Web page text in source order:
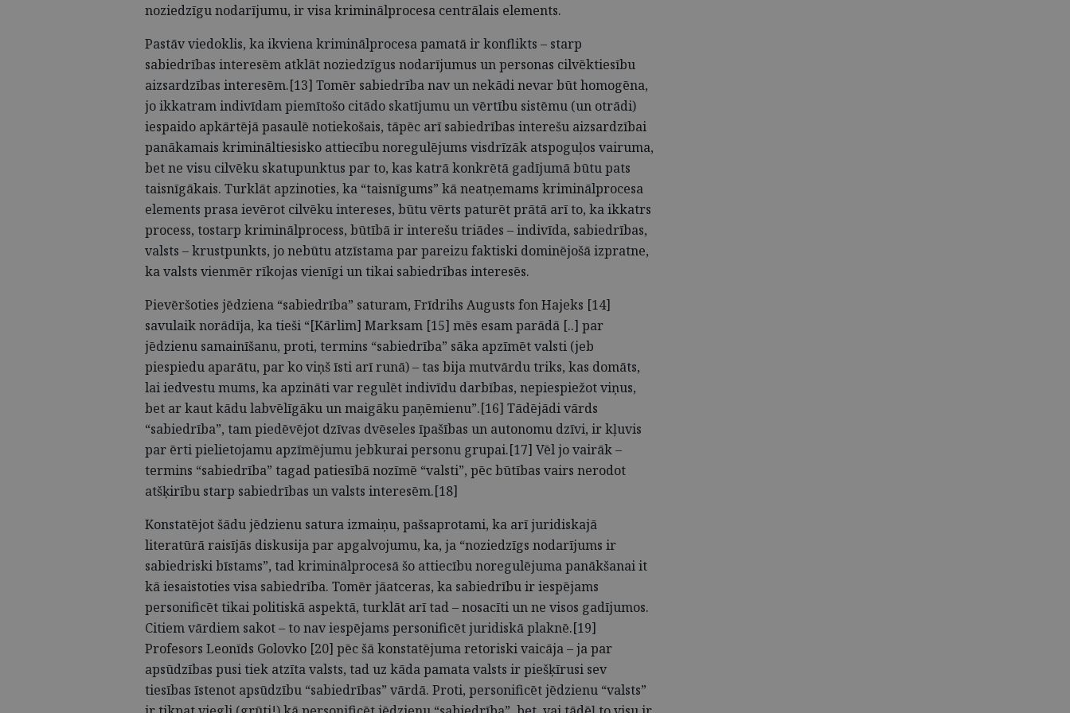
noziedzīgu nodarījumu, ir visa kriminālprocesa centrālais elements.
Pastāv viedoklis, ka ikviena kriminālprocesa pamatā ir konflikts – starp
sabiedrības interesēm atklāt noziedzīgus nodarījumus un personas cilvēktiesību
aizsardzības interesēm.[13] Tomēr sabiedrība nav un nekādi nevar būt homogēna,
jo ikkatram indivīdam piemītošo citādo skatījumu un vērtību sistēmu (un otrādi)
iespaido apkārtējā pasaulē notiekošais, tāpēc arī sabiedrības interešu aizsardzībai
panākamais krimināltiesisko attiecību noregulējums visdrīzāk atspoguļos vairuma,
bet ne visu cilvēku skatupunktus par to, kas katrā konkrētā gadījumā būtu pats
taisnīgākais. Turklāt apzinoties, ka “taisnīgums” kā neatņemams kriminālprocesa
elements prasa ievērot cilvēku intereses, būtu vērts paturēt prātā arī to, ka ikkatrs
process, tostarp kriminālprocess, būtībā ir interešu triādes – indivīda, sabiedrības,
valsts – krustpunkts, jo nebūtu atzīstama par pareizu faktiski dominējošā izpratne,
ka valsts vienmēr rīkojas vienīgi un tikai sabiedrības interesēs.
Pievēršoties jēdziena “sabiedrība” saturam, Frīdrihs Augusts fon Hajeks [14]
savulaik norādīja, ka tieši “[Kārlim] Marksam [15] mēs esam parādā [..] par
jēdzienu samainīšanu, proti, termins “sabiedrība” sāka apzīmēt valsti (jeb
piespiedu aparātu, par ko viņš īsti arī runā) – tas bija mutvārdu triks, kas domāts,
lai iedvestu mums, ka apzināti var regulēt indivīdu darbības, nepiespiežot viņus,
bet ar kaut kādu labvēlīgāku un maigāku paņēmienu”.[16] Tādējādi vārds
“sabiedrība”, tam piedēvējot dzīvas dvēseles īpašības un autonomu dzīvi, ir kļuvis
par ērti pielietojamu apzīmējumu jebkurai personu grupai.[17] Vēl jo vairāk –
termins “sabiedrība” tagad patiesībā nozīmē “valsti”, pēc būtības vairs nerodot
atšķirību starp sabiedrības un valsts interesēm.[18]
Konstatējot šādu jēdzienu satura izmaiņu, pašsaprotami, ka arī juridiskajā
literatūrā raisījās diskusija par apgalvojumu, ka, ja “noziedzīgs nodarījums ir
sabiedriski bīstams”, tad kriminālprocesā šo attiecību noregulējuma panākšanai it
kā iesaistoties visa sabiedrība. Tomēr jāatceras, ka sabiedrību ir iespējams
personificēt tikai politiskā aspektā, turklāt arī tad – nosacīti un ne visos gadījumos.
Citiem vārdiem sakot – to nav iespējams personificēt juridiskā plaknē.[19]
Profesors Leonīds Golovko [20] pēc šā konstatējuma retoriski vaicāja – ja par
apsūdzības pusi tiek atzīta valsts, tad uz kāda pamata valsts ir piešķīrusi sev
tiesības īstenot apsūdzību “sabiedrības” vārdā. Proti, personificēt jēdzienu “valsts”